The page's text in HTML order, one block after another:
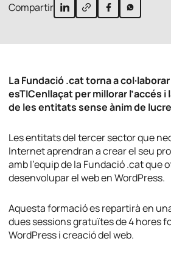
Compartir
La Fundació .cat torna a
esTICenllaçat per millorar l’accés i
de les entitats sense ànim de
Les entitats del tercer sector que
Internet aprendran a crear el seu
amb l’equip de la Fundació .cat que
desenvolupar el web en WordPress.
Aquesta formació es repartirà en
dues sessions gratuïtes de 4 hores
WordPress i creació del web.